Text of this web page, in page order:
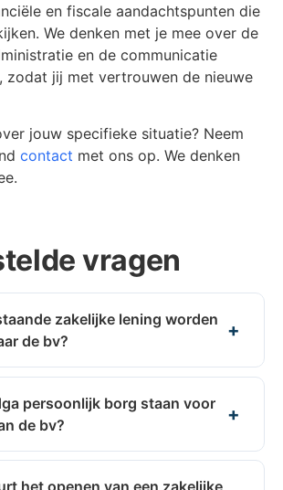
en fiscale aandachtspunten die
We denken met je mee over de
en de communicatie
zodat jij met vertrouwen de nieuwe
jouw specifieke situatie? Neem
contact met ons op. We denken
vragen
zakelijke lening worden
de bv?
persoonlijk borg staan voor
de bv?